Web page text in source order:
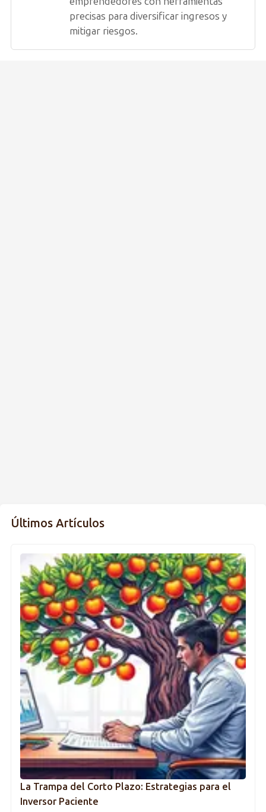
precisas para diversificar ingresos y
mitigar riesgos.
Últimos Artículos
La Trampa del Corto Plazo: Estrategias para el
Inversor Paciente